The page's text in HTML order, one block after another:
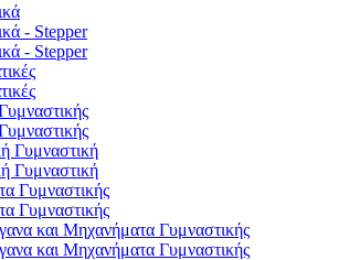
- Stepper
- Stepper
Γυμναστική
Γυμναστική
Γυμναστικής
Γυμναστικής
και Μηχανήματα Γυμναστικής
και Μηχανήματα Γυμναστικής